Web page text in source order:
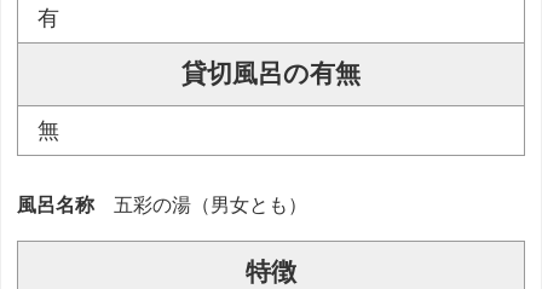
有
貸切風呂の有無
無
風呂名称 五彩の湯（男女とも）
特徴